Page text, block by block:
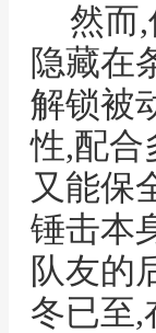
然而
隐藏在
解锁被
性,配合
又能保
锤击本
队友的
冬已至,